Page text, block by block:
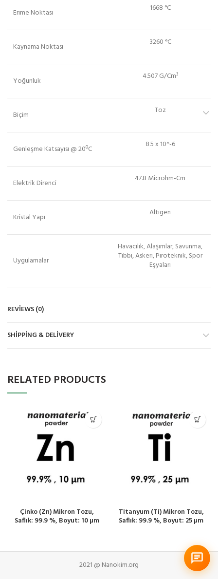
Erime Noktası 1668 °C
Kaynama Noktası 3260 °C
Yoğunluk 4.507 G/Cm³
Biçim Toz
Genleşme Katsayısı @ 20ºC 8.5 x 10^-6
Elektrik Direnci 47.8 Microhm-Cm
Kristal Yapı Altıgen
Uygulamalar
Havacılık, Alaşımlar, Savunma,
Tıbbi, Askeri, Piroteknik, Spor
Eşyaları
REVIEWS (0)
SHIPPING & DELIVERY
RELATED PRODUCTS
Çinko (Zn) Mikron Tozu,
Saflık: 99.9 %, Boyut: 10 µm
Titanyum (Ti) Mikron Tozu,
Saflık: 99.9 %, Boyut: 25 µm
2021 @ Nanokim.org